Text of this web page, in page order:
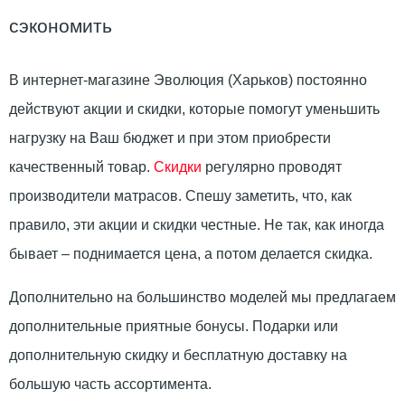
сэкономить
В интернет-магазине Эволюция (Харьков) постоянно
действуют акции и скидки, которые помогут уменьшить
нагрузку на Ваш бюджет и при этом приобрести
качественный товар. Скидки регулярно проводят
производители матрасов. Спешу заметить, что, как
правило, эти акции и скидки честные. Не так, как иногда
бывает – поднимается цена, а потом делается скидка.
Дополнительно на большинство моделей мы предлагаем
дополнительные приятные бонусы. Подарки или
дополнительную скидку и бесплатную доставку на
большую часть ассортимента.